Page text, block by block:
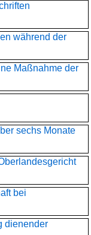
während der
Maßnahme der
sechs Monate
bei
dienender